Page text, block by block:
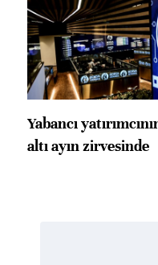
Yabancı
altı ayın zirvesinde